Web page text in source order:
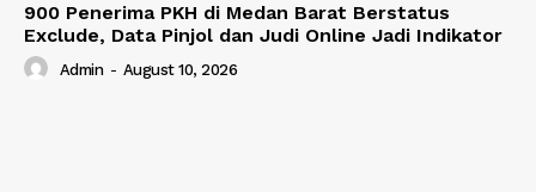
900 Penerima PKH di Medan Barat Berstatus
Exclude, Data Pinjol dan Judi Online Jadi Indikator
Admin - August 10, 2026